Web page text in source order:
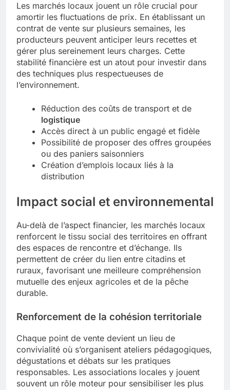
Les marchés locaux jouent un rôle crucial pour
amortir les fluctuations de prix. En établissant un
contrat de vente sur plusieurs semaines, les
producteurs peuvent anticiper leurs recettes et
gérer plus sereinement leurs charges. Cette
stabilité financière est un atout pour investir dans
des techniques plus respectueuses de
l’environnement.
Réduction des coûts de transport et de
logistique
Accès direct à un public engagé et fidèle
Possibilité de proposer des offres groupées
ou des paniers saisonniers
Création d’emplois locaux liés à la
distribution
Impact social et environnemental
Au-delà de l’aspect financier, les marchés locaux
renforcent le tissu social des territoires en offrant
des espaces de rencontre et d’échange. Ils
permettent de créer du lien entre citadins et
ruraux, favorisant une meilleure compréhension
mutuelle des enjeux agricoles et de la pêche
durable.
Renforcement de la cohésion territoriale
Chaque point de vente devient un lieu de
convivialité où s’organisent ateliers pédagogiques,
dégustations et débats sur les pratiques
responsables. Les associations locales y jouent
souvent un rôle moteur pour sensibiliser les plus